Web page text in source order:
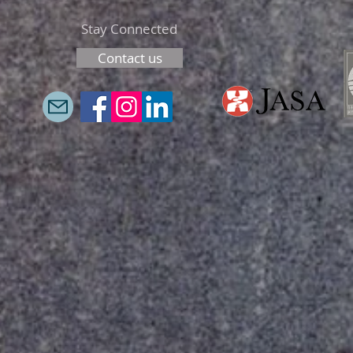
Stay Connected
Contact us